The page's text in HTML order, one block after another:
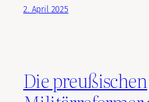
2. April 2025
Die preußischen